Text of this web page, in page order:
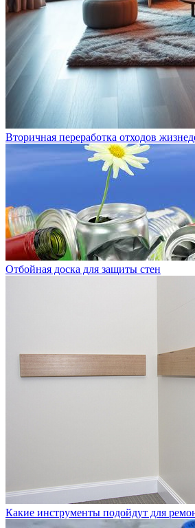
Вторичная переработка отходов
Отбойная доска для защиты стен
Какие инструменты подойдут для